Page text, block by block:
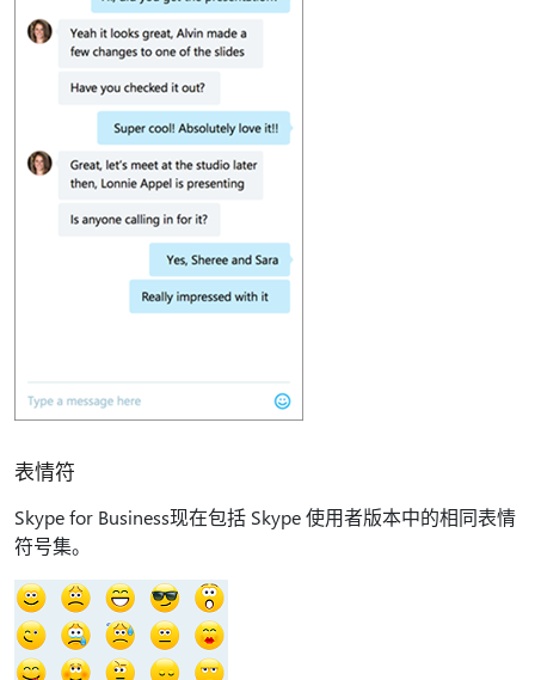
表情符
Skype for Business现在包括 Skype 使用者版本中的相同表情
符号集。